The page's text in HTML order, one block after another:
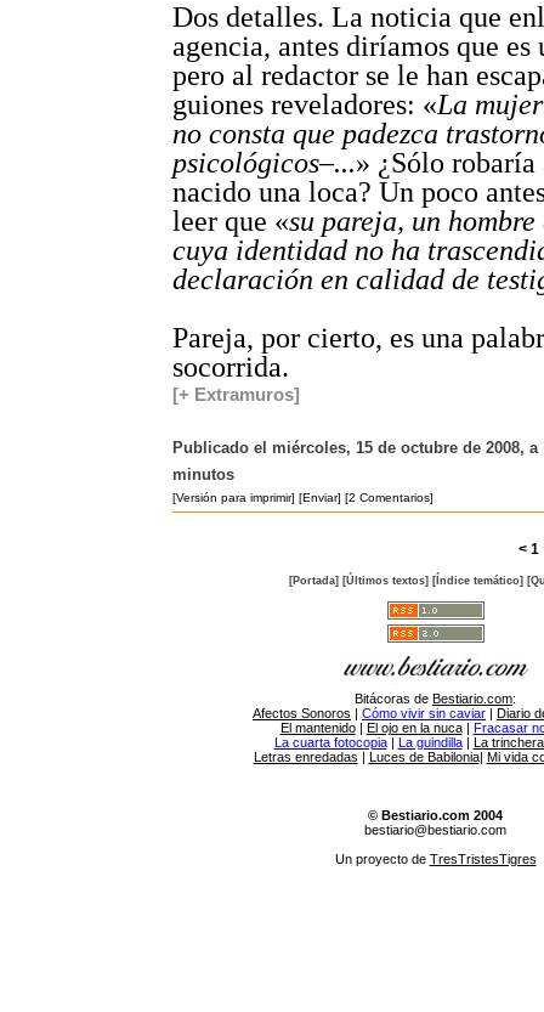
Dos detalles. La noticia que
agencia, antes diríamos que
pero al redactor se le han
guiones reveladores: «La
no consta que padezca
psicológicos–...» ¿Sólo robaría
nacido una loca? Un poco
leer que «su pareja, un hombre
cuya identidad no ha
declaración en calidad de
Pareja, por cierto, es una
socorrida.
[+ Extramuros]
Publicado el miércoles, 15 de octubre de 2008, a
minutos
[Versión para imprimir] [Enviar] [2 Comentarios]
< 1
[Portada] [Últimos textos] [Índice temático]
Bitácoras de Bestiario.com:
Afectos Sonoros | Cómo vivir sin caviar | Diario
El mantenido| El ojo en la nuca| Fracasar
La cuarta fotocopia| La guindilla| La
Letras enredadas | Luces de Babilonia| Mi vida
© Bestiario.com 2004
bestiario@bestiario.com
Un proyecto de TresTristesTigres